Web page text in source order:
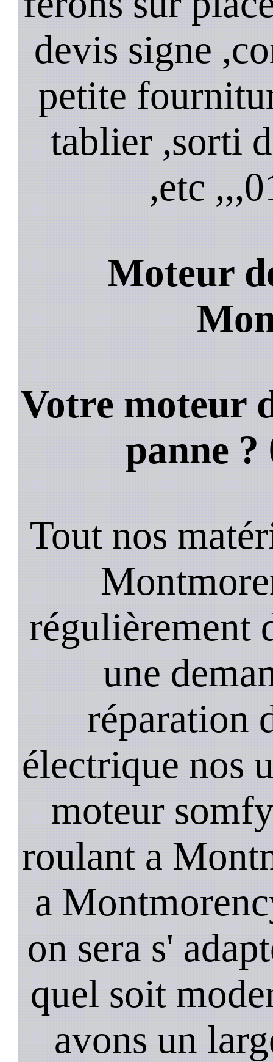
devis signe
petite
tablier ,sorti
,etc ,,,
Moteur
Votre moteur
panne ?
Tout nos
régulièrement
une
réparation
électrique nos
moteur
roulant a
a
on sera s'
quel soit
avons un